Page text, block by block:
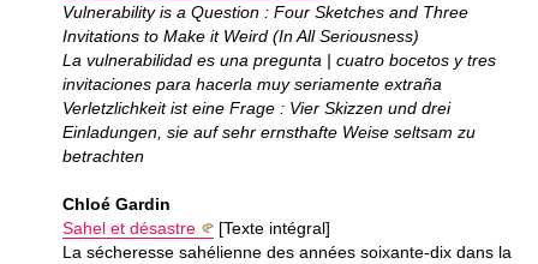
Vulnerability is a Question : Four Sketches and Three
Invitations to Make it Weird (In All Seriousness)
La vulnerabilidad es una pregunta | cuatro bocetos y tres
invitaciones para hacerla muy seriamente extraña
Verletzlichkeit ist eine Frage : Vier Skizzen und drei
Einladungen, sie auf sehr ernsthafte Weise seltsam zu
betrachten
Chloé Gardin
Sahel et désastre
[Texte intégral]
La sécheresse sahélienne des années soixante-dix dans la